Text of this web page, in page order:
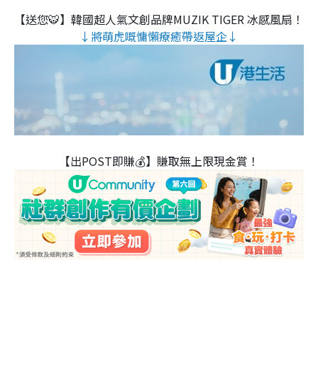
【送您🐯】韓國超人氣文創品牌MUZIK TIGER 冰感風扇！
↓將萌虎嘅慵懶療癒帶返屋企↓
【出POST即賺💰】賺取無上限現金賞！